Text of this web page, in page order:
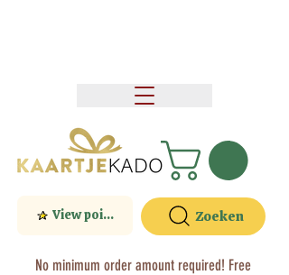
No minimum order amount required! Free
View points Zoeken